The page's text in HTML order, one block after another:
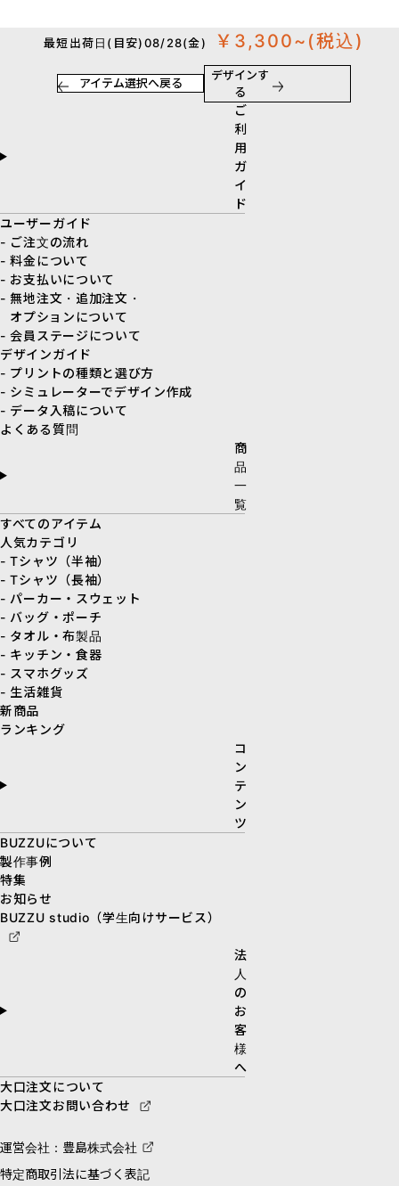
最短出荷日(目安)08/28(金) ￥3,300~ (税込)
アイテム選択へ戻る
デザインす
る
ご
利
用
ガ
イ
ド
ユーザーガイド
- ご注文の流れ
- 料金について
- お支払いについて
- 無地注文・追加注文・
オプションについて
- 会員ステージについて
デザインガイド
- プリントの種類と選び方
- シミュレーターでデザイン作成
- データ入稿について
よくある質問
商
品
一
覧
すべてのアイテム
人気カテゴリ
- Tシャツ（半袖）
- Tシャツ（長袖）
- パーカー・スウェット
- バッグ・ポーチ
- タオル・布製品
- キッチン・食器
- スマホグッズ
- 生活雑貨
新商品
ランキング
コ
ン
テ
ン
ツ
BUZZUについて
製作事例
特集
お知らせ
BUZZU studio（学生向けサービス）
法
人
の
お
客
様
へ
大口注文について
大口注文お問い合わせ
運営会社：豊島株式会社
特定商取引法に基づく表記